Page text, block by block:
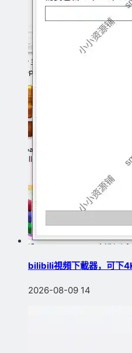
bilibili視頻下載器，可下
2026-08-09 14